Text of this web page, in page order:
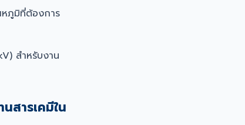
ภูมิที่ต้องการ
สำหรับงาน
สารเคมีใน